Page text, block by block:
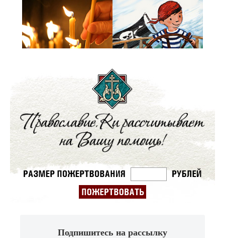
Подпишитесь на рассылку